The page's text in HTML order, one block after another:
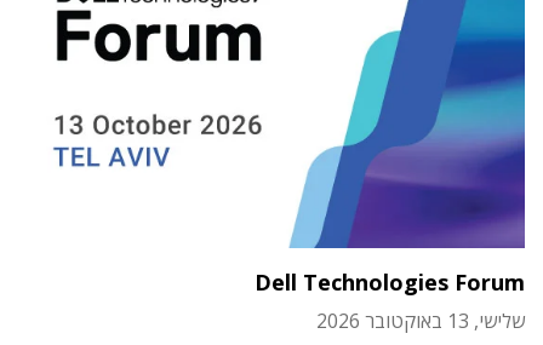
Dell Technologies Forum
שלישי, 13 באוקטובר 2026